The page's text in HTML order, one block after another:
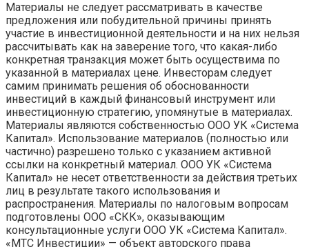
Материалы не следует рассматривать в качестве
предложения или побудительной причины принять
участие в инвестиционной деятельности и на них нельзя
рассчитывать как на заверение того, что какая-либо
конкретная транзакция может быть осуществима по
указанной в материалах цене. Инвесторам следует
самим принимать решения об обоснованности
инвестиций в каждый финансовый инструмент или
инвестиционную стратегию, упомянутые в материалах.
Материалы являются собственностью ООО УК «Система
Капитал». Использование материалов (полностью или
частично) разрешено только с указанием активной
ссылки на конкретный материал. ООО УК «Система
Капитал» не несет ответственности за действия третьих
лиц в результате такого использования и
распространения. Материалы по налоговым вопросам
подготовлены ООО «СКК», оказывающим
консультационные услуги ООО УК «Система Капитал».
«МТС Инвестиции» — объект авторского права